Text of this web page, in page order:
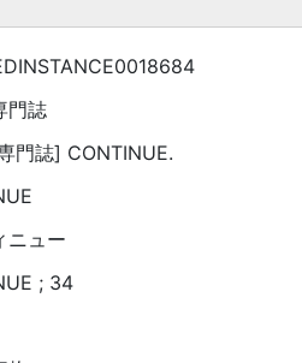
門誌
門誌] CONTINUE.
ニュー
; 34